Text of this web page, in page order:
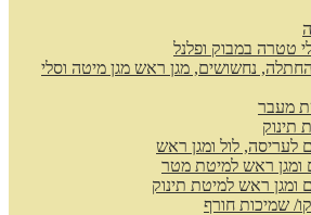
טטרה במבוק ופלנל
נחשושים, מגן ראש מגן מיטה וסלי
מעבר
תינוק
לעריסה, לול ומגן ראש
ומגן ראש למיטת מטר
ומגן ראש למיטת תינוק
שמיכות חורף